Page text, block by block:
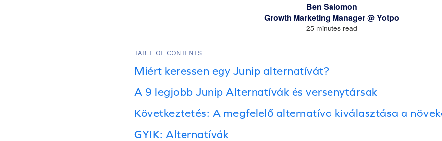
Ben Salomon
Growth Marketing Manager @ Yotpo
25 minutes read
TABLE OF CONTENTS
Miért keressen egy Junip alternatívát?
A 9 legjobb Junip Alternatívák és versenytársak
Következtetés: A megfelelő alternatíva kiválasztása a
GYIK: Alternatívák